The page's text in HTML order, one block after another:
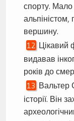
спорту. Мало
альпіністом,
вершину.
Цікавий
видавав
років до
Вальтер
історії. Він